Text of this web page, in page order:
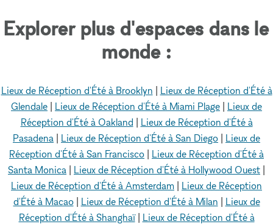
Explorer plus d'espaces dans le
monde :
Lieux de Réception d'Été à Brooklyn
Lieux de Réception d'Été à
Glendale
Lieux de Réception d'Été à Miami Plage
Lieux de
Réception d'Été à Oakland
Lieux de Réception d'Été à
Pasadena
Lieux de Réception d'Été à San Diego
Lieux de
Réception d'Été à San Francisco
Lieux de Réception d'Été à
Santa Monica
Lieux de Réception d'Été à Hollywood Ouest
Lieux de Réception d'Été à Amsterdam
Lieux de Réception
d'Été à Macao| Lieux de Réception d'Été à Milan
Lieux de
Réception d'Été à Shanghaï| Lieux de Réception d'Été à